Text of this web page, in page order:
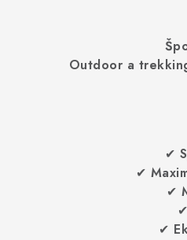
Outdoor a
✔
✔
✔
✔
✔